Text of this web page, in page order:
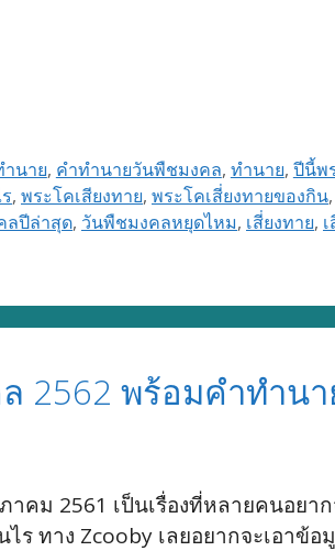
นาย, คำทำนายวันพืชมงคล, ทำนาย, ปีนี้พ
, พระโคเสียงทาย, พระโคเสี่ยงทายของกิน,
ลปีล่าสุด, วันพืชมงคลหยุดไหม, เสี่ยงทาย,
2562 พร้อมคำทำนา
ม 2561 เป็นเรื่องที่หลายคนอยาก
ร ทาง Zcooby เลยอยากจะเอา